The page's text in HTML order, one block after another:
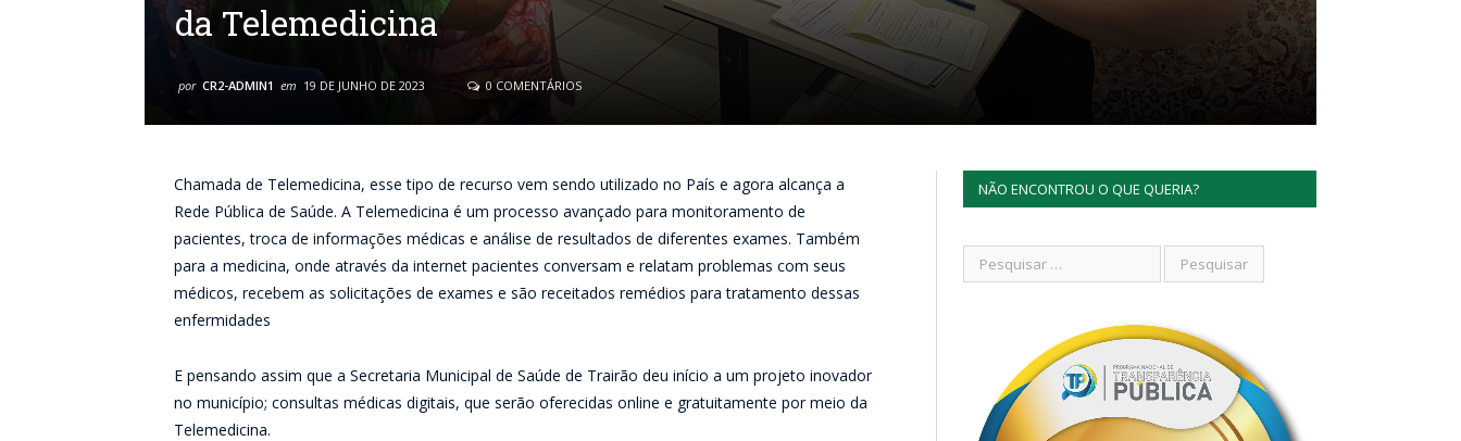
da Telemedicina
por CR2-ADMIN1 em 19 DE JUNHO DE 2023 0 COMENTÁRIOS
Chamada de Telemedicina, esse tipo de recurso vem sendo utilizado no País e agora alcança a
Rede Pública de Saúde. A Telemedicina é um processo avançado para monitoramento de
pacientes, troca de informações médicas e análise de resultados de diferentes exames. Também
para a medicina, onde através da internet pacientes conversam e relatam problemas com seus
médicos, recebem as solicitações de exames e são receitados remédios para tratamento dessas
enfermidades
E pensando assim que a Secretaria Municipal de Saúde de Trairão deu início a um projeto inovador
no município; consultas médicas digitais, que serão oferecidas online e gratuitamente por meio da
Telemedicina.
NÃO ENCONTROU O QUE QUERIA?